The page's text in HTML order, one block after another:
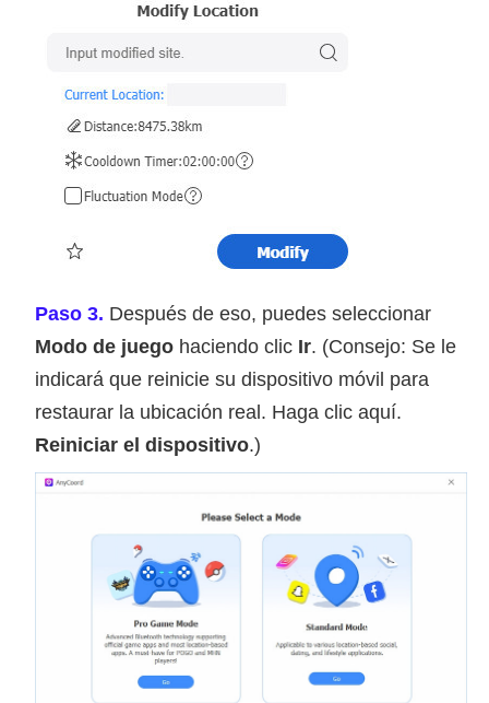
Paso 3. Después de eso, puedes seleccionar
Modo de juego haciendo clic Ir. (Consejo: Se le
indicará que reinicie su dispositivo móvil para
restaurar la ubicación real. Haga clic aquí.
Reiniciar el dispositivo.)